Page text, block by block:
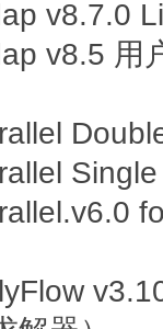
v8.7.0
v8.5 用